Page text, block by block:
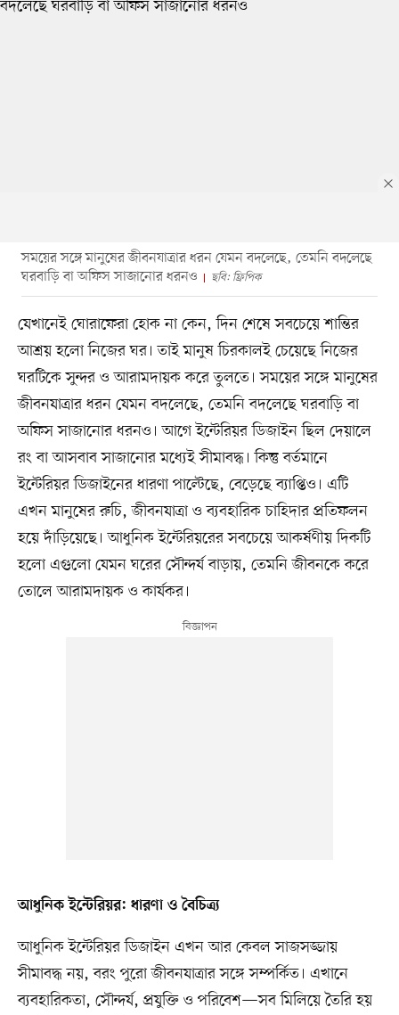
সময়ের সঙ্গে মানুষের জীবনযাত্রার ধরন যেমন বদলেছে, তেমনি বদলেছে
ঘরবাড়ি বা অফিস সাজানোর ধরনও
ছবি: ফ্রিপিক
যেখানেই ঘোরাফেরা হোক না কেন, দিন শেষে সবচেয়ে শান্তির
আশ্রয় হলো নিজের ঘর। তাই মানুষ চিরকালই চেয়েছে নিজের
ঘরটিকে সুন্দর ও আরামদায়ক করে তুলতে। সময়ের সঙ্গে মানুষের
জীবনযাত্রার ধরন যেমন বদলেছে, তেমনি বদলেছে ঘরবাড়ি বা
অফিস সাজানোর ধরনও। আগে ইন্টেরিয়র ডিজাইন ছিল দেয়ালে
রং বা আসবাব সাজানোর মধ্যেই সীমাবদ্ধ। কিন্তু বর্তমানে
ইন্টেরিয়র ডিজাইনের ধারণা পাল্টেছে, বেড়েছে ব্যাপ্তিও। এটি
এখন মানুষের রুচি, জীবনযাত্রা ও ব্যবহারিক চাহিদার প্রতিফলন
হয়ে দাঁড়িয়েছে। আধুনিক ইন্টেরিয়রের সবচেয়ে আকর্ষণীয় দিকটি
হলো এগুলো যেমন ঘরের সৌন্দর্য বাড়ায়, তেমনি জীবনকে করে
তোলে আরামদায়ক ও কার্যকর।
আধুনিক ইন্টেরিয়র: ধারণা ও বৈচিত্র্য
আধুনিক ইন্টেরিয়র ডিজাইন এখন আর কেবল সাজসজ্জায়
সীমাবদ্ধ নয়, বরং পুরো জীবনযাত্রার সঙ্গে সম্পর্কিত। এখানে
ব্যবহারিকতা, সৌন্দর্য, প্রযুক্তি ও পরিবেশ—সব মিলিয়ে তৈরি হয়